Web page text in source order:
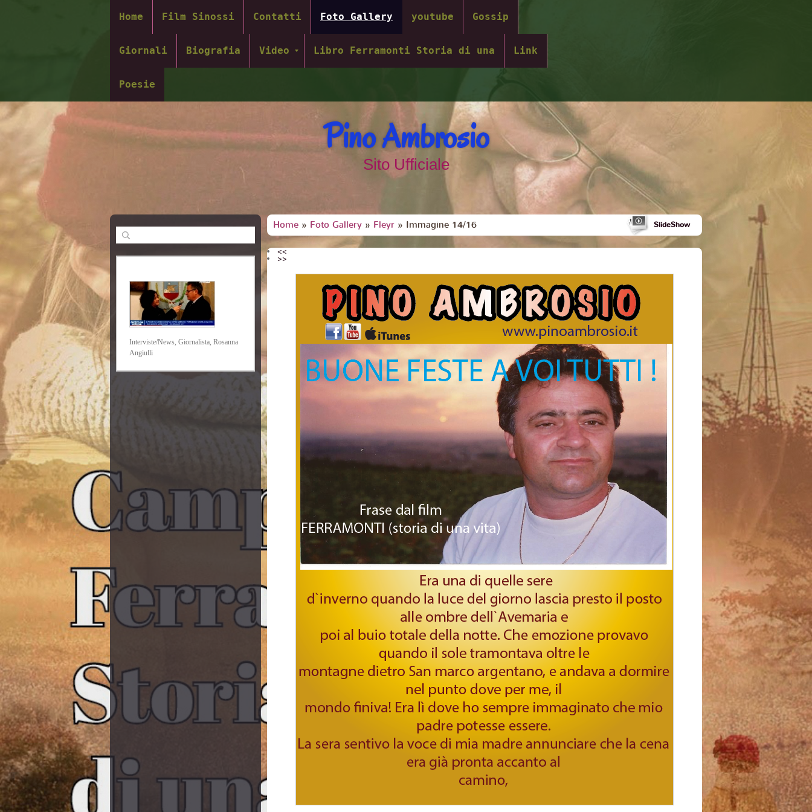
Pino Ambrosio
Sito Ufficiale
Home Film Sinossi Contatti Foto Gallery youtube Gossip
Giornali Biografia Video Libro Ferramonti Storia di una Link
Poesie
Home » Foto Gallery » Fleyr » Immagine 14/16 SlideShow
<<
>>
Interviste/News, Giornalista, Rosanna
Angiulli